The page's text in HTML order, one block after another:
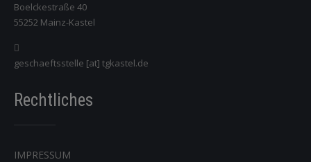
Boelckestraße 40
55252 Mainz-Kastel
geschaeftsstelle [at] tgkastel.de
Rechtliches
IMPRESSUM